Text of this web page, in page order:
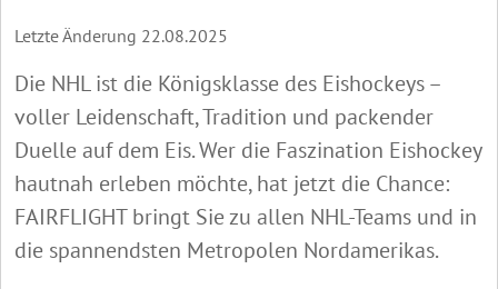
Letzte Änderung 22.08.2025
Die NHL ist die Königsklasse des Eishockeys –
voller Leidenschaft, Tradition und packender
Duelle auf dem Eis. Wer die Faszination Eishockey
hautnah erleben möchte, hat jetzt die Chance:
FAIRFLIGHT bringt Sie zu allen NHL-Teams und in
die spannendsten Metropolen Nordamerikas.